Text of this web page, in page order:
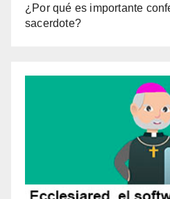
¿Por qué es importante
sacerdote?